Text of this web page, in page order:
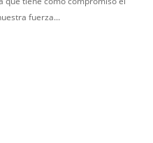
fuerza...